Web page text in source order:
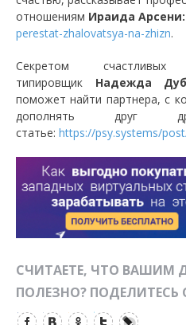
отношениям Ираида Арсени:
perestat-zhalovatsya-na-zhizn.
Секретом
типировщик Надежда
поможет найти партнера, с
дополнять друг
статье: https://psy.systems/
СЧИТАЕТЕ, ЧТО ВАШИМ
ПОЛЕЗНО? ПОДЕЛИТЕСЬ